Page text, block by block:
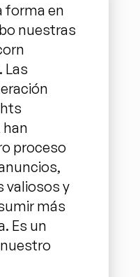
forma en
nuestras
Las
proceso
valiosos y
más
Es un